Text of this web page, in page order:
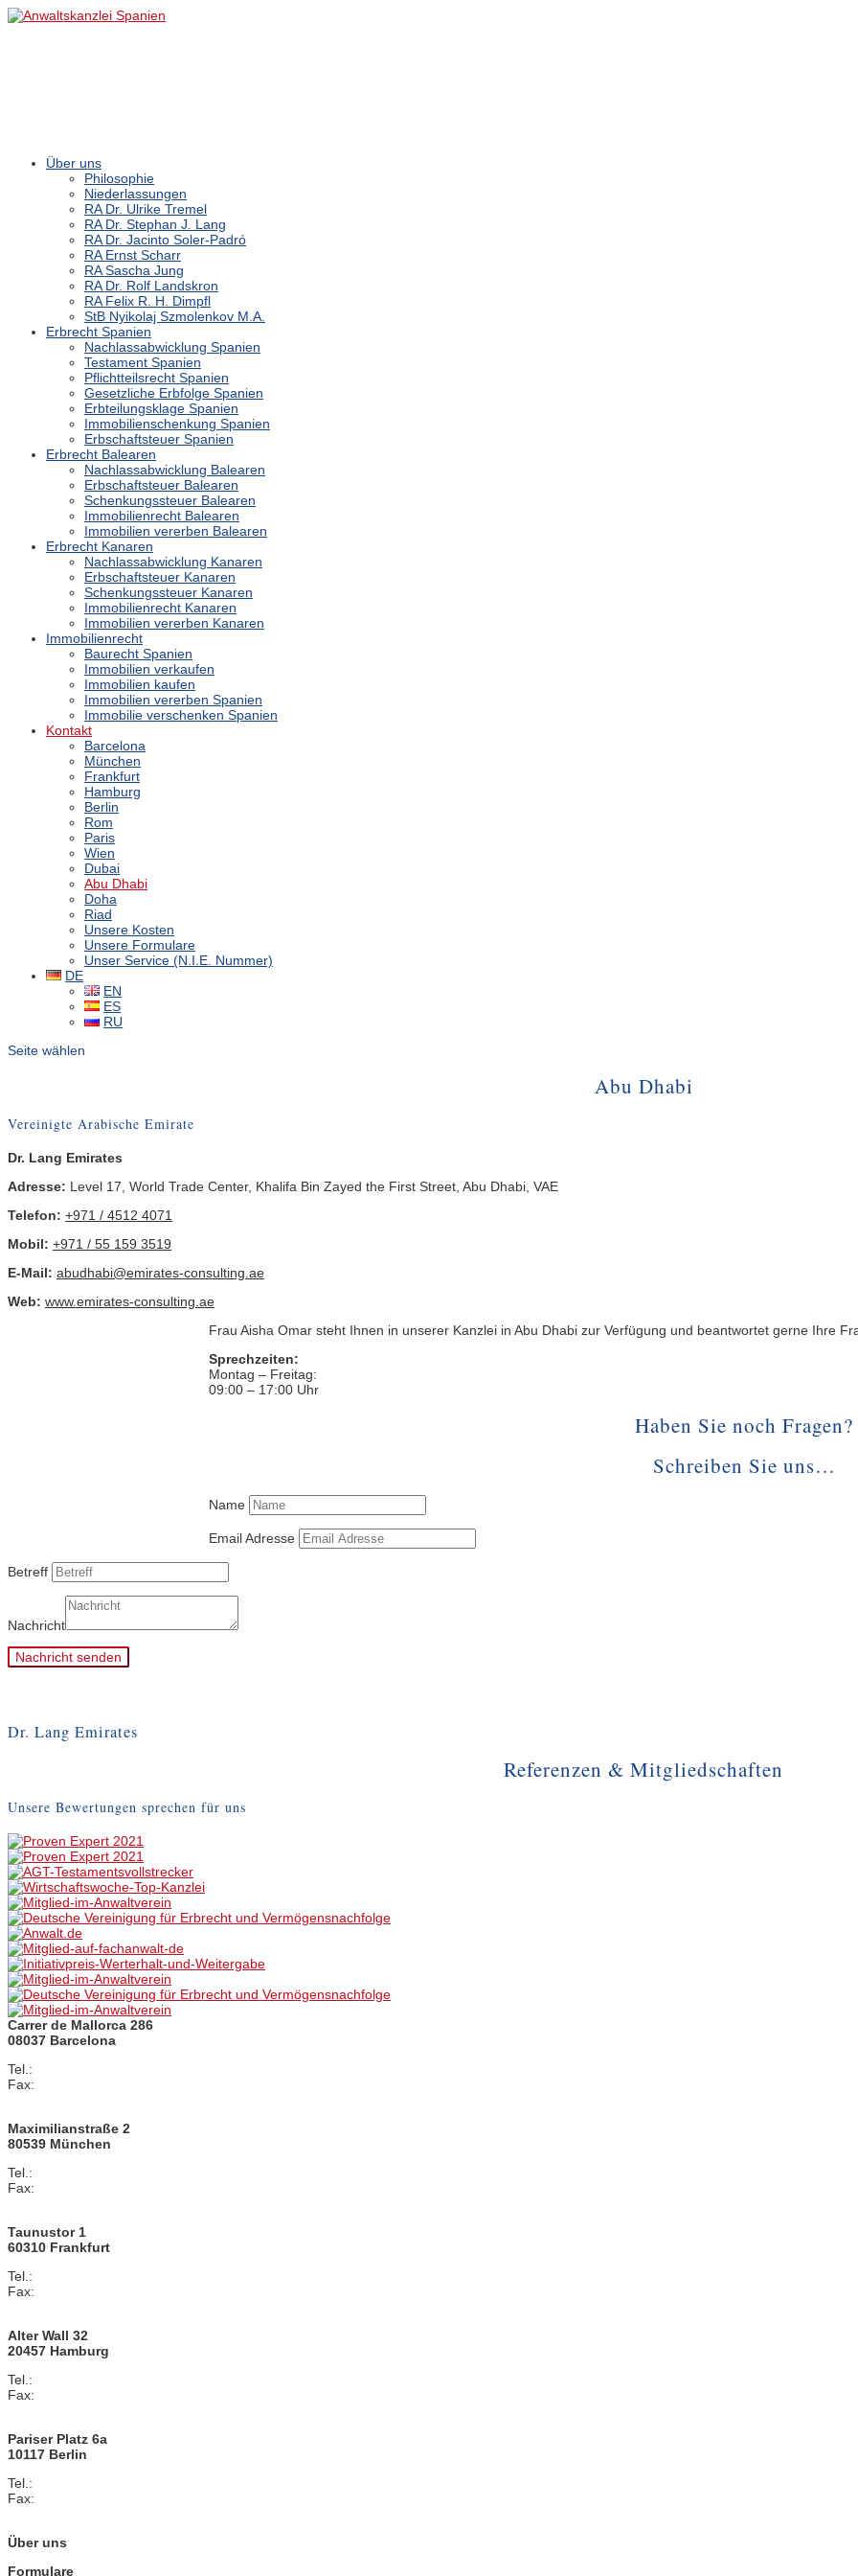
Über uns
Philosophie
Niederlassungen
RA Dr. Ulrike Tremel
RA Dr. Stephan J. Lang
RA Dr. Jacinto Soler-Padró
RA Ernst Scharr
RA Sascha Jung
RA Dr. Rolf Landskron
RA Felix R. H. Dimpfl
StB Nyikolaj Szmolenkov M.A.
Erbrecht Spanien
Nachlassabwicklung Spanien
Testament Spanien
Pflichtteilsrecht Spanien
Gesetzliche Erbfolge Spanien
Erbteilungsklage Spanien
Immobilienschenkung Spanien
Erbschaftsteuer Spanien
Erbrecht Balearen
Nachlassabwicklung Balearen
Erbschaftsteuer Balearen
Schenkungssteuer Balearen
Immobilienrecht Balearen
Immobilien vererben Balearen
Erbrecht Kanaren
Nachlassabwicklung Kanaren
Erbschaftsteuer Kanaren
Schenkungssteuer Kanaren
Immobilienrecht Kanaren
Immobilien vererben Kanaren
Immobilienrecht
Baurecht Spanien
Immobilien verkaufen
Immobilien kaufen
Immobilien vererben Spanien
Immobilie verschenken Spanien
Kontakt
Barcelona
München
Frankfurt
Hamburg
Berlin
Rom
Paris
Wien
Dubai
Abu Dhabi
Doha
Riad
Unsere Kosten
Unsere Formulare
Unser Service (N.I.E. Nummer)
DE
EN
ES
RU
Seite wählen
Abu Dhabi
Vereinigte Arabische Emirate
Dr. Lang Emirates
Adresse: Level 17, World Trade Center, Khalifa Bin Zayed the First Street, Abu Dhabi, VAE
Telefon: +971 / 4512 4071
Mobil: +971 / 55 159 3519
E-Mail: abudhabi@emirates-consulting.ae
Web: www.emirates-consulting.ae
Frau Aisha Omar steht Ihnen in unserer Kanzlei in Abu Dhabi zur Verfügung und beantwortet gerne Ihre
Sprechzeiten:
Montag – Freitag:
09:00 – 17:00 Uhr
Haben Sie noch Fragen?
Schreiben Sie uns…
Name
Email Adresse
Betreff
Nachricht
Nachricht senden
Dr. Lang Emirates
Referenzen & Mitgliedschaften
Unsere Bewertungen sprechen für uns
Carrer de Mallorca 286
08037 Barcelona
Tel.:
Fax:
Maximilianstraße 2
80539 München
Tel.:
Fax:
Taunustor 1
60310 Frankfurt
Tel.:
Fax:
Alter Wall 32
20457 Hamburg
Tel.:
Fax:
Pariser Platz 6a
10117 Berlin
Tel.:
Fax:
Über uns
Formulare